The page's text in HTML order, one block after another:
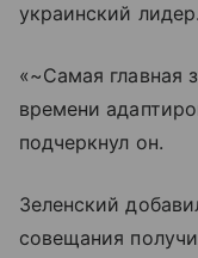
украинский лидер.
«~Самая главная
времени
подчеркнул он.
Зеленский
совещания